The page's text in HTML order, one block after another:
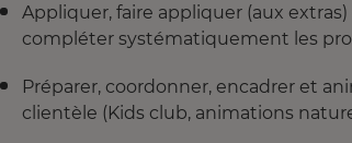
Appliquer, faire appliquer (aux
compléter systématiquement les
Préparer, coordonner, encadrer et
clientèle (Kids club, animations